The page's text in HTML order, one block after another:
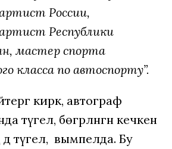
России,
Республики
мастер спорта
класса по автоспорту”.
кирәк, автограф
түгел, бөгәрләнгән кечкенә
дә түгел, ә вымпелда. Бу